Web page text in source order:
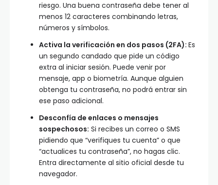
riesgo. Una buena contraseña debe tener al
menos 12 caracteres combinando letras,
números y símbolos.
Activa la verificación en dos pasos (2FA): Es
un segundo candado que pide un código
extra al iniciar sesión. Puede venir por
mensaje, app o biometría. Aunque alguien
obtenga tu contraseña, no podrá entrar sin
ese paso adicional.
Desconfía de enlaces o mensajes
sospechosos: Si recibes un correo o SMS
pidiendo que “verifiques tu cuenta” o que
“actualices tu contraseña”, no hagas clic.
Entra directamente al sitio oficial desde tu
navegador.